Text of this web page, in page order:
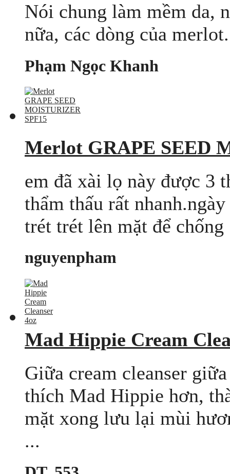
Nói chung làm mềm da,
nữa, các dòng của
Phạm Ngọc Khanh
Merlot GRAPE SEED
em đã xài lọ này được 3
thẩm thấu rất
trét trét lên mặt để chống
nguyenpham
Mad Hippie Cream
Giữa cream cleanser
thích Mad Hippie hơn,
mặt xong lưu lại mùi
...